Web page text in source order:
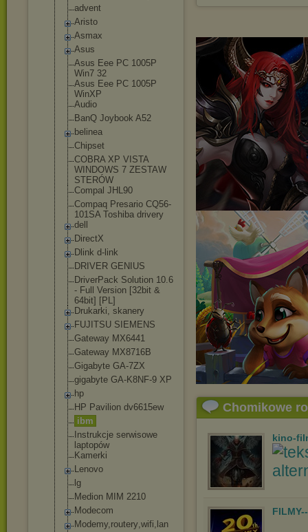
advent
Aristo
Asmax
Asus
Asus Eee PC 1005P
Win7 32
Asus Eee PC 1005P
WinXP
Audio
BanQ Joybook A52
belinea
Chipset
COBRA XP VISTA
WINDOWS 7 ZESTAW
STERÓW
Compal JHL90
Compaq Presario CQ56-
101SA Toshiba drivery
dell
DirectX
Dlink d-link
DRIVER GENIUS
DriverPack Solution 10.6
- Full Version [32bit &
64bit] [PL]
Drukarki, skanery
FUJITSU SIEMENS
Gateway MX6441
Gateway MX8716B
Gigabyte GA-7ZX
gigabyte GA-K8NF-9 XP
hp
HP Pavilion dv6615ew
ibm
Instrukcje serwisowe
laptopów
Kamerki
Lenovo
lg
Medion MIM 2210
Modecom
Modemy,routery,wifi,lan
Chomikowe
kino-